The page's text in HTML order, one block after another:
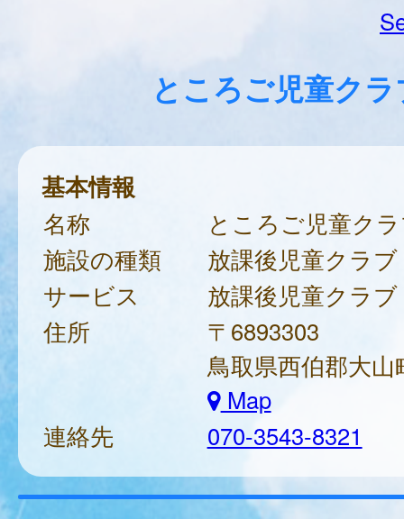
ところご児童ク
基本情報
名称
ところご児童ク
施設の種類
放課後児童クラブ
サービス
放課後児童クラブ
住所
〒6893303
鳥取県西伯郡大山
Map
連絡先
070-3543-8321